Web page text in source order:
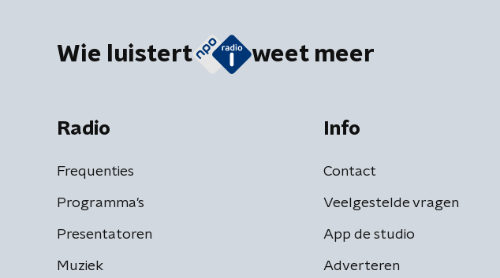
Wie luistert weet meer
Radio
Frequenties
Programma's
Presentatoren
Muziek
Info
Contact
Veelgestelde vragen
App de studio
Adverteren